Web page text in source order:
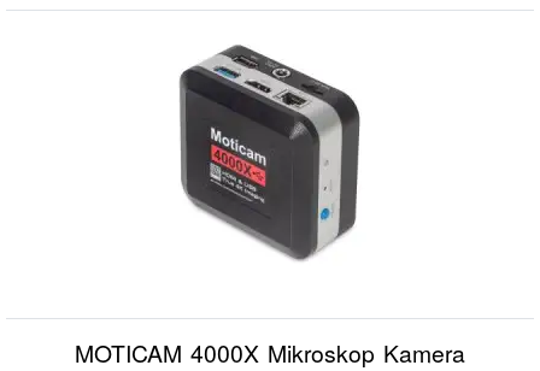
MOTICAM 4000X Mikroskop Kamera